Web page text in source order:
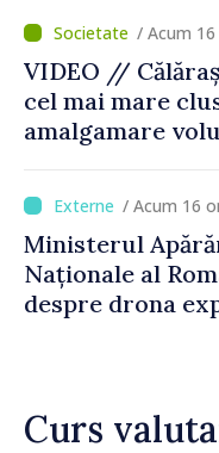
control vamal cu
performant/ Acum
VIDEO //
cel mai mare
amalgamare
orășenesc a
finală
/ Acum 16
Ministerul
Naționale al
despre drona
Curs